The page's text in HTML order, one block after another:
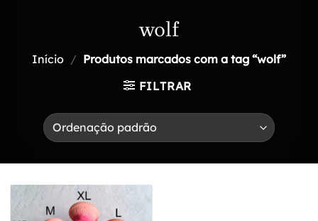
wolf
Início / Produtos marcados com a tag “wolf”
FILTRAR